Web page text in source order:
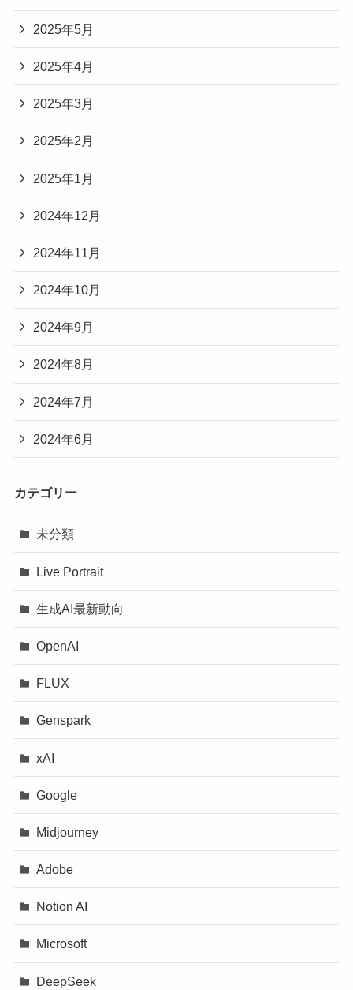
2025年5月
2025年4月
2025年3月
2025年2月
2025年1月
2024年12月
2024年11月
2024年10月
2024年9月
2024年8月
2024年7月
2024年6月
カテゴリー
未分類
Live Portrait
生成AI最新動向
OpenAI
FLUX
Genspark
xAI
Google
Midjourney
Adobe
Notion AI
Microsoft
DeepSeek